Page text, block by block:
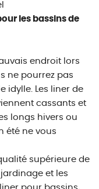
les bassins de
endroit lors
ne pourrez pas
idylle. Les liner de
cassants et
longs hivers ou
été ne vous
supérieure de
et les